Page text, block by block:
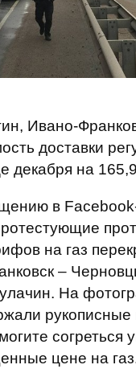
Ивано-
доставки
декабря на
в
на газ
–
На
рукописные
согреться
цене на